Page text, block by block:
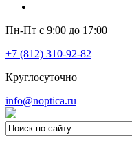
Пн-Пт с 9:00 до 17:00
+7 (812) 310-92-82
Круглосуточно
info@noptica.ru